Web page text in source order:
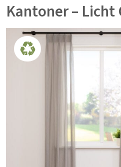
Kantoner – Licht